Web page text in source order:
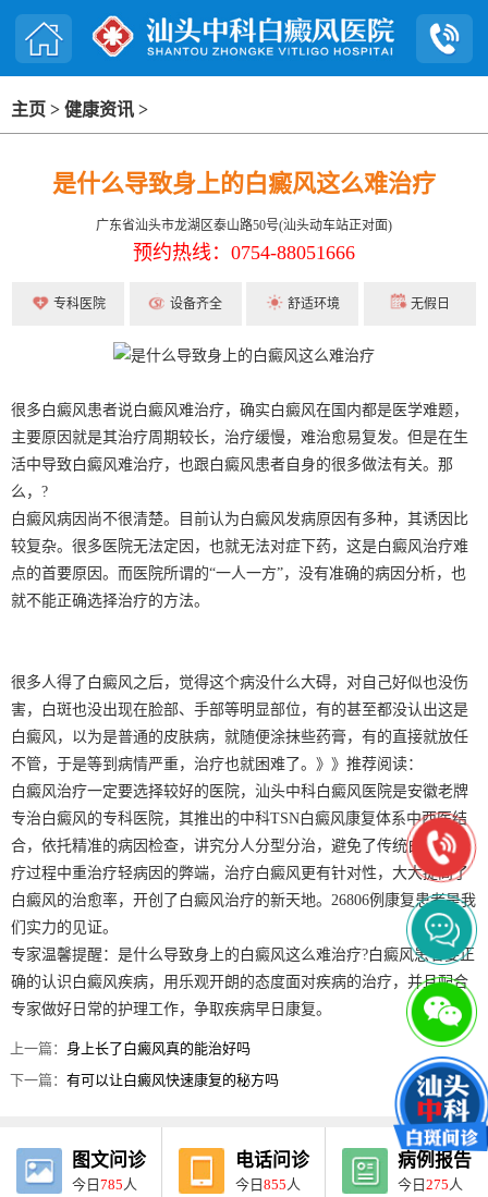
主页 > 健康资讯 >
是什么导致身上的白癜风这么难治疗
广东省汕头市龙湖区泰山路50号(汕头动车站正对面)
预约热线：0754-88051666
专科医院 设备齐全 舒适环境 无假日
很多白癜风患者说白癜风难治疗，确实白癜风在国内都是医学难题，
主要原因就是其治疗周期较长，治疗缓慢，难治愈易复发。但是在生
活中导致白癜风难治疗，也跟白癜风患者自身的很多做法有关。那
么，?
白癜风病因尚不很清楚。目前认为白癜风发病原因有多种，其诱因比
较复杂。很多医院无法定因，也就无法对症下药，这是白癜风治疗难
点的首要原因。而医院所谓的“一人一方”，没有准确的病因分析，也
就不能正确选择治疗的方法。
很多人得了白癜风之后，觉得这个病没什么大碍，对自己好似也没伤
害，白斑也没出现在脸部、手部等明显部位，有的甚至都没认出这是
白癜风，以为是普通的皮肤病，就随便涂抹些药膏，有的直接就放任
不管，于是等到病情严重，治疗也就困难了。》》推荐阅读：
白癜风治疗一定要选择较好的医院，汕头中科白癜风医院是安徽老牌
专治白癜风的专科医院，其推出的中科TSN白癜风康复体系中西医结
合，依托精准的病因检查，讲究分人分型分治，避免了传统白癜风治
疗过程中重治疗轻病因的弊端，治疗白癜风更有针对性，大大提高了
白癜风的治愈率，开创了白癜风治疗的新天地。26806例康复患者是我
们实力的见证。
专家温馨提醒：是什么导致身上的白癜风这么难治疗?白癜风患者要正
确的认识白癜风疾病，用乐观开朗的态度面对疾病的治疗，并且配合
专家做好日常的护理工作，争取疾病早日康复。
上一篇： 身上长了白癜风真的能治好吗
下一篇：有可以让白癜风快速康复的秘方吗
图文问诊
今日785 人
电话问诊
今日855 人
病例报告
今日275 人